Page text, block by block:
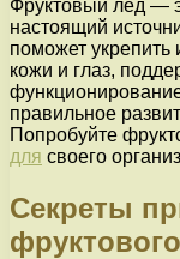
Фруктовый лед —
настоящий
поможет укрепить
кожи и глаз,
правильное
Попробуйте
для своего
Секреты